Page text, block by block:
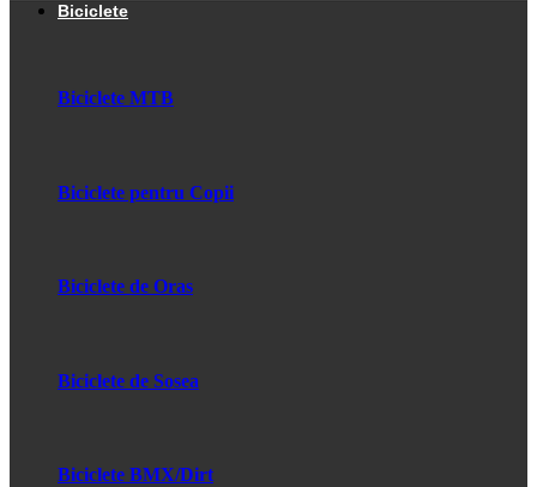
Biciclete
Biciclete MTB
Biciclete pentru Copii
Biciclete de Oras
Biciclete de Sosea
Biciclete BMX/Dirt